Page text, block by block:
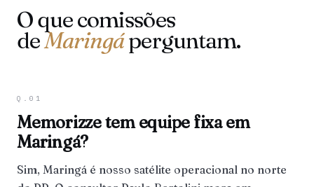
O que comissões
deMaringáperguntam.
Q.01
Memorizze tem equipe fixa em
Maringá?
Sim, Maringá é nosso satélite operacional no norte